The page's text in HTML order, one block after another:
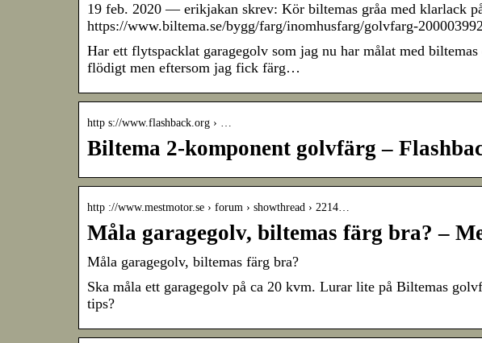
19 feb. 2020 — erikjakan skrev: Kör biltemas gråa med klarlack
https://www.biltema.se/bygg/farg/inomhusfarg/golvfarg-
Har ett flytspacklat garagegolv som jag nu har målat med
flödigt men eftersom jag fick färg…
http s://www.flashback.org › …
Biltema 2-komponent golvfärg –
http ://www.mestmotor.se › forum › showthread › 2214…
Måla garagegolv, biltemas färg bra? –
Måla garagegolv, biltemas färg bra?
Ska måla ett garagegolv på ca 20 kvm. Lurar lite på Biltemas
tips?